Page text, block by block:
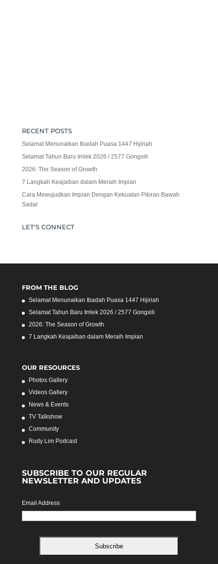
RECENT POSTS
Selamat Menunaikan Ibadah Puasa 1447 Hijiriah
Selamat Tahun Baru Imlek 2026 / 2577 Gongxili
2026: The Season of Growth
7 Langkah Keajaiban dalam Meraih Impian
Cara Mewujudkan Impian Dengan Kekuatan Pikiran Bawah
Sadar
LET'S CONNECT
FROM THE BLOG
Selamat Menunaikan Ibadah Puasa 1447 Hijiriah
Selamat Tahun Baru Imlek 2026 / 2577 Gongxili
2026: The Season of Growth
7 Langkah Keajaiban dalam Meraih Impian
OUR RESOURCES
Photos Gallery
Videos Gallery
News & Events
TV Talkshow
Community
Rudy Lim Podcast
SUBSCRIBE TO OUR REGULAR
NEWSLETTER AND UPDATES
Email Address